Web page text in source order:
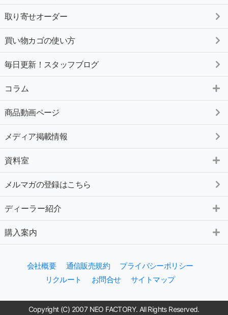
取り寄せオーダー
買い物カゴの使い方
毎日更新！スタッフブログ
コラム
商品動画ページ
メディア掲載情報
資料室
メルマガの登録はこちら
ディーラー紹介
購入案内
会社概要 通信販売規約
プライバシーポリシー
リクルート
お問合せ サイトマップ
Copyright (C) 2007 NEO FACTORY. All Rights Reserved.